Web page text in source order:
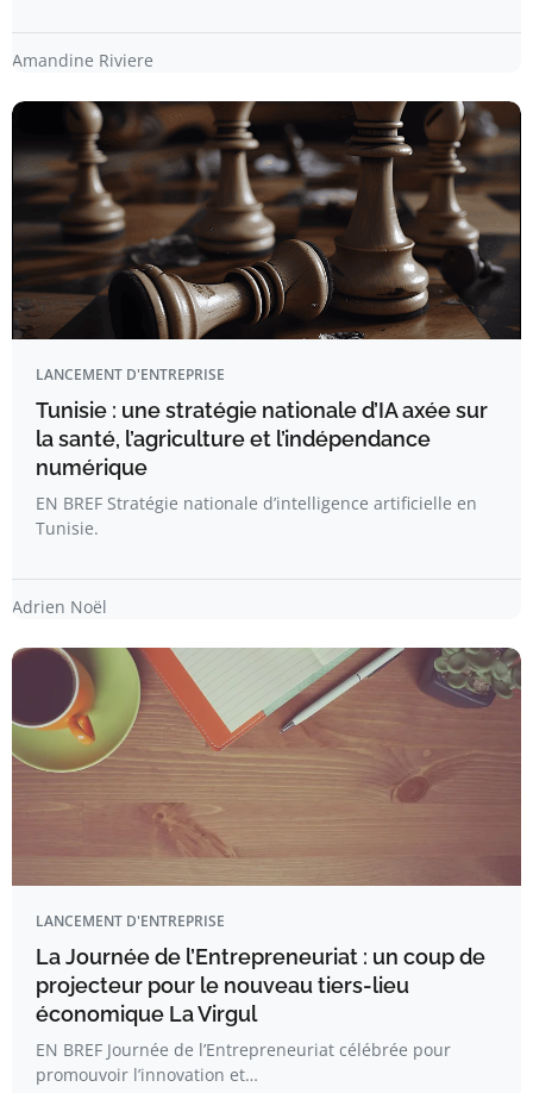
Amandine Riviere
LANCEMENT D'ENTREPRISE
Tunisie : une stratégie nationale d’IA axée sur
la santé, l’agriculture et l’indépendance
numérique
EN BREF Stratégie nationale d’intelligence artificielle en
Tunisie.
Adrien Noël
LANCEMENT D'ENTREPRISE
La Journée de l’Entrepreneuriat : un coup de
projecteur pour le nouveau tiers-lieu
économique La Virgul
EN BREF Journée de l’Entrepreneuriat célébrée pour
promouvoir l’innovation et…